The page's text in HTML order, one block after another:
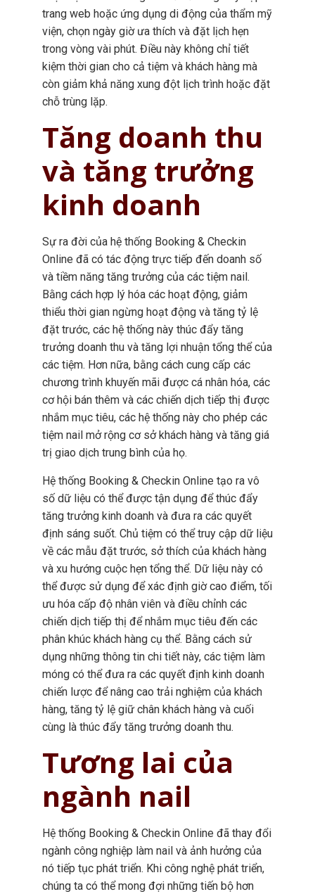
trang web hoặc ứng dụng di động của thẩm mỹ
viện, chọn ngày giờ ưa thích và đặt lịch hẹn
trong vòng vài phút. Điều này không chỉ tiết
kiệm thời gian cho cả tiệm và khách hàng mà
còn giảm khả năng xung đột lịch trình hoặc đặt
chỗ trùng lặp.
Tăng doanh thu
và tăng trưởng
kinh doanh
Sự ra đời của hệ thống Booking & Checkin
Online đã có tác động trực tiếp đến doanh số
và tiềm năng tăng trưởng của các tiệm nail.
Bằng cách hợp lý hóa các hoạt động, giảm
thiểu thời gian ngừng hoạt động và tăng tỷ lệ
đặt trước, các hệ thống này thúc đẩy tăng
trưởng doanh thu và tăng lợi nhuận tổng thể của
các tiệm. Hơn nữa, bằng cách cung cấp các
chương trình khuyến mãi được cá nhân hóa, các
cơ hội bán thêm và các chiến dịch tiếp thị được
nhắm mục tiêu, các hệ thống này cho phép các
tiệm nail mở rộng cơ sở khách hàng và tăng giá
trị giao dịch trung bình của họ.
Hệ thống Booking & Checkin Online tạo ra vô
số dữ liệu có thể được tận dụng để thúc đẩy
tăng trưởng kinh doanh và đưa ra các quyết
định sáng suốt. Chủ tiệm có thể truy cập dữ liệu
về các mẫu đặt trước, sở thích của khách hàng
và xu hướng cuộc hẹn tổng thể. Dữ liệu này có
thể được sử dụng để xác định giờ cao điểm, tối
ưu hóa cấp độ nhân viên và điều chỉnh các
chiến dịch tiếp thị để nhắm mục tiêu đến các
phân khúc khách hàng cụ thể. Bằng cách sử
dụng những thông tin chi tiết này, các tiệm làm
móng có thể đưa ra các quyết định kinh doanh
chiến lược để nâng cao trải nghiệm của khách
hàng, tăng tỷ lệ giữ chân khách hàng và cuối
cùng là thúc đẩy tăng trưởng doanh thu.
Tương lai của
ngành nail
Hệ thống Booking & Checkin Online đã thay đổi
ngành công nghiệp làm nail và ảnh hưởng của
nó tiếp tục phát triển. Khi công nghệ phát triển,
chúng ta có thể mong đợi những tiến bộ hơn